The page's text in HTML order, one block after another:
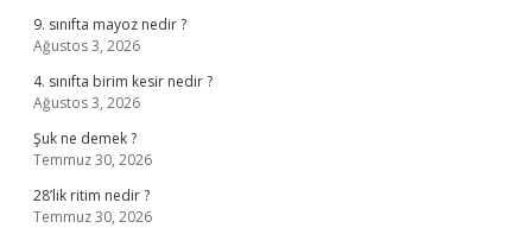
9. sınıfta mayoz nedir ?
Ağustos 3, 2026
4. sınıfta birim kesir nedir ?
Ağustos 3, 2026
Şuk ne demek ?
Temmuz 30, 2026
28’lik ritim nedir ?
Temmuz 30, 2026